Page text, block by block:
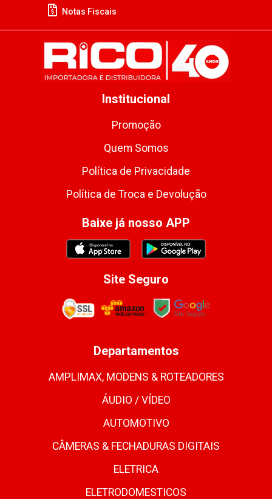
Notas Fiscais
Institucional
Promoção
Quem Somos
Política de Privacidade
Política de Troca e Devolução
Baixe já nosso APP
Site Seguro
Departamentos
AMPLIMAX, MODENS & ROTEADORES
ÁUDIO / VÍDEO
AUTOMOTIVO
CÂMERAS & FECHADURAS DIGITAIS
ELETRICA
ELETRODOMESTICOS